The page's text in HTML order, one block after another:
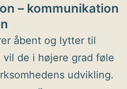
– kommunikation
åbent og lytter til
de i højere grad føle
udvikling.